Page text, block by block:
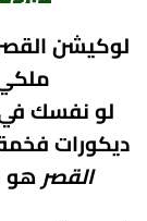
لو نفسك
ديكورات
القصر هو